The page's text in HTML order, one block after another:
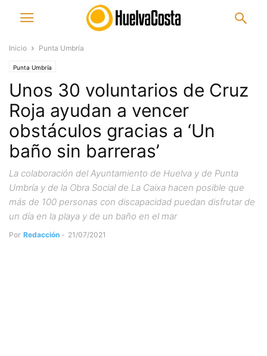
Inicio Punta Umbría
Punta Umbría
Unos 30 voluntarios de Cruz
Roja ayudan a vencer
obstáculos gracias a ‘Un
baño sin barreras’
La colaboración del Ayuntamiento de Huelva y de Punta
Umbría y de la Obra Social de La Caixa hacen posible que
más de 100 personas con discapacidad puedan disfrutar de
un día en la playa y de un baño en el mar
Por Redacción - 21/07/2021